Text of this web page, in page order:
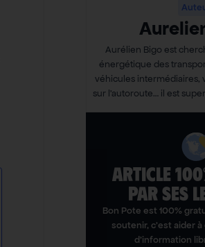
Aurélien Bigo est
énergétique des
véhicules intermédiaires,
sur l’autoroute… il est
ARTICLE
PAR SES
Bon Pote est 100%
soutenir, c’est aider
d’information